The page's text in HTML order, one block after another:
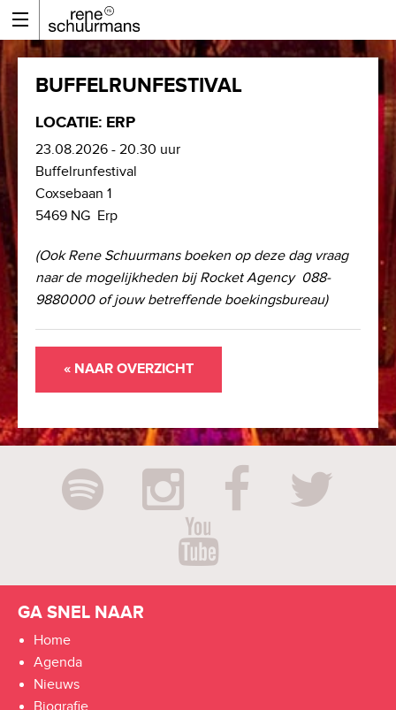
BUFFELRUNFESTIVAL
LOCATIE: ERP
23.08.2026 - 20.30 uur
Buffelrunfestival
Coxsebaan 1
5469 NG Erp
(Ook Rene Schuurmans boeken op deze dag vraag
naar de mogelijkheden bij Rocket Agency 088-
9880000 of jouw betreffende boekingsbureau)
« NAAR OVERZICHT
GA SNEL NAAR
Home
Agenda
Nieuws